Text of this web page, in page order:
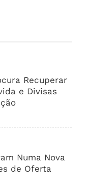
Recuperar
e Divisas
Numa Nova
de Oferta